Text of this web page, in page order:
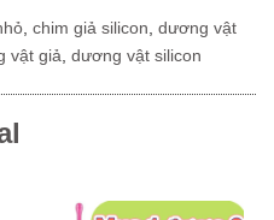
, chim giả silicon, dương vật
vật giả, dương vật silicon